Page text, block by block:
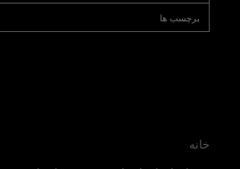
برچسب ها
خانه